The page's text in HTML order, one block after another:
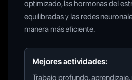
optimizado, las hormonas del
equilibradas y las redes
manera más eficiente.
Mejores actividades:
Trabajo profundo,